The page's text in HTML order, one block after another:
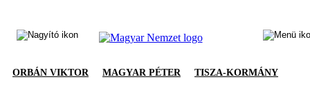
ORBÁN VIKTOR MAGYAR PÉTER TISZA-KORMÁNY